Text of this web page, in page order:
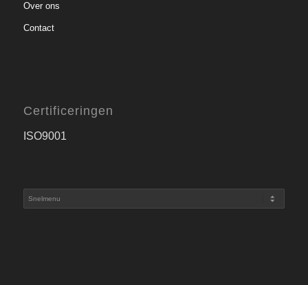
Over ons
Contact
Certificeringen
ISO9001